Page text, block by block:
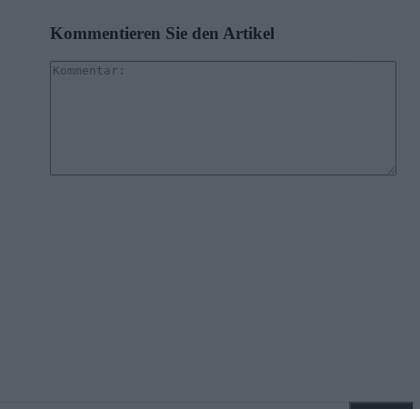
Kommentieren Sie den Artikel